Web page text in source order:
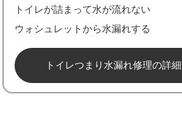
トイレが詰まって水が流れない
ウォシュレットから水漏れする
トイレつまり水漏れ修理の詳細